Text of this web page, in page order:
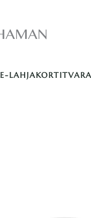
E-LAHJAKORTIT